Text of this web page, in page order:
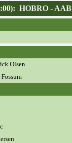
HOBRO - AAB
Olsen